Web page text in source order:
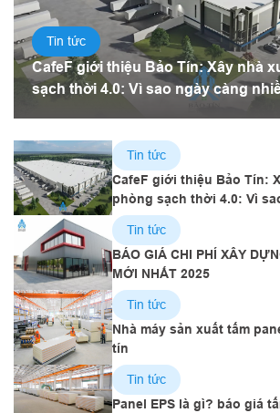
Tin tức
CafeF giới thiệu Bảo Tín: Xây nhà
sạch thời 4.0: Vì sao ngày càng
Tin tức
CafeF giới thiệu Bảo Tín:
phòng sạch thời 4.0: Vì
doanh nghiệp chọn tấm
Tin tức
BÁO GIÁ CHI PHÍ XÂY
MỚI NHẤT 2025
Tin tức
Nhà máy sản xuất tấm
tín
Tin tức
Panel EPS là gì? báo giá